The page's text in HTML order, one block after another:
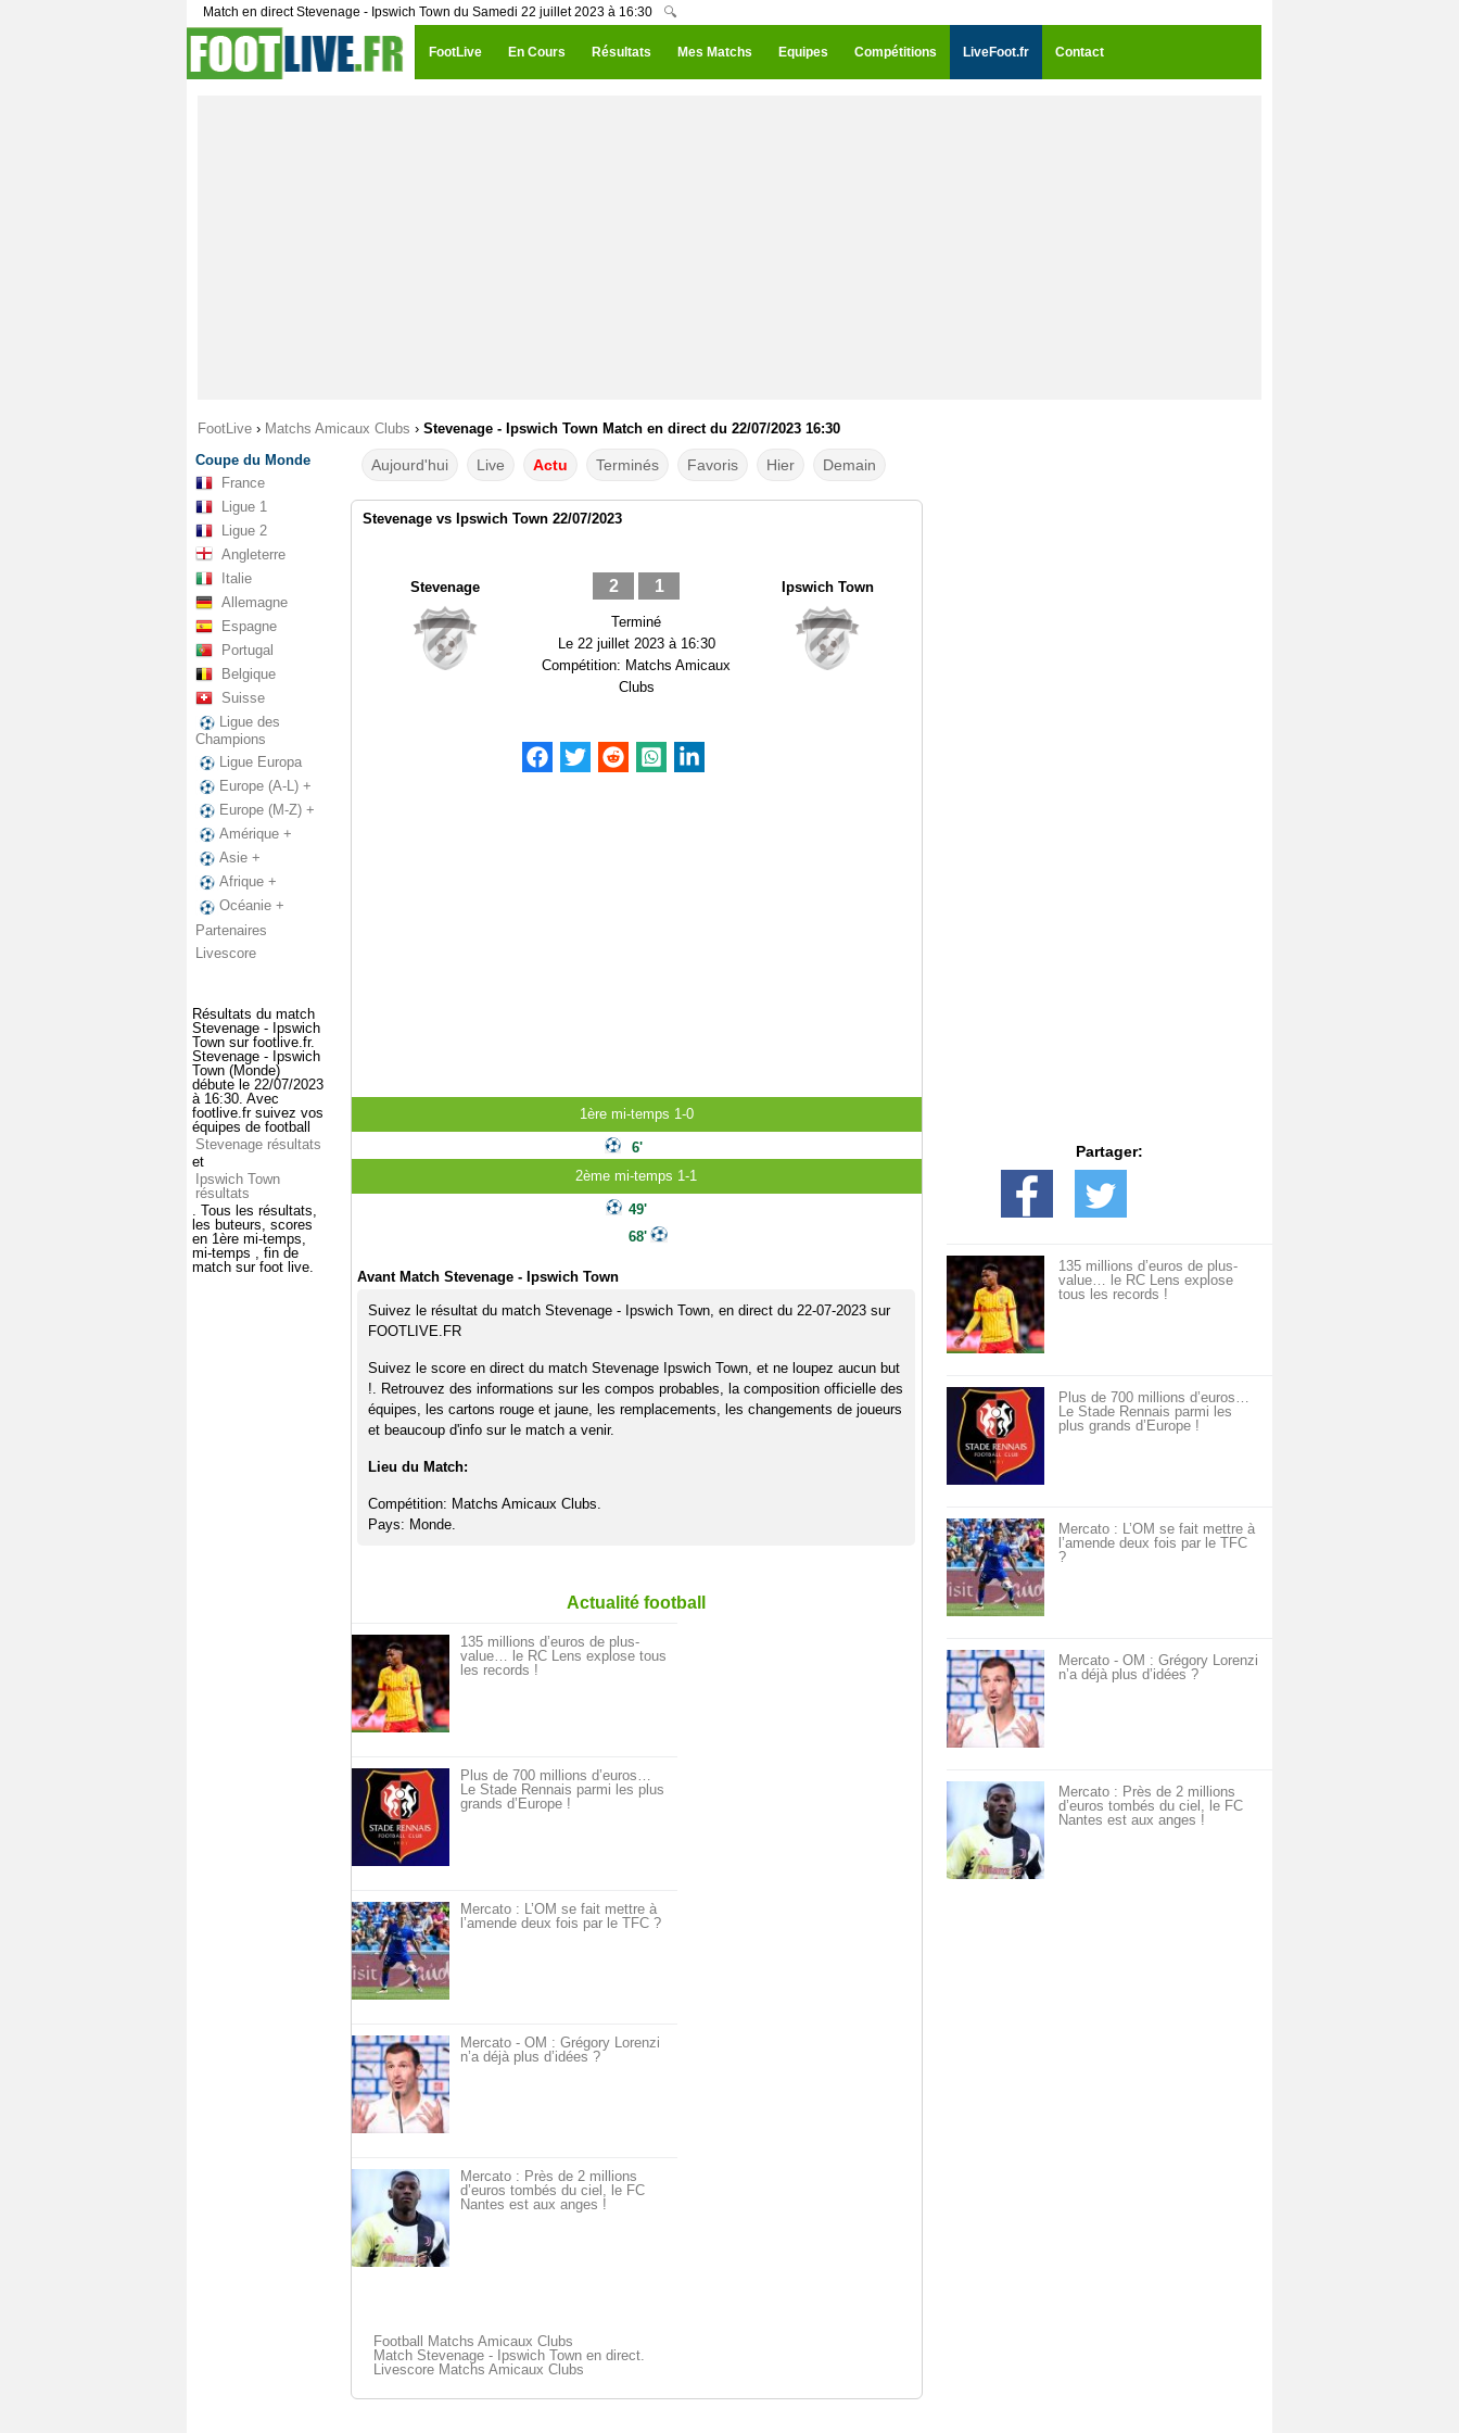
Match en direct Stevenage - Ipswich Town du Samedi 22 juillet 2023 à 16:30 🔍
FootLive En Cours Résultats Mes Matchs Equipes Compétitions LiveFoot.fr Contact
FootLive › Matchs Amicaux Clubs › Stevenage - Ipswich Town Match en direct du 22/07/2023 16:30
Coupe du Monde
France
Ligue 1
Ligue 2
Angleterre
Italie
Allemagne
Espagne
Portugal
Belgique
Suisse
Ligue des
Champions
Ligue Europa
Europe (A-L) +
Europe (M-Z) +
Amérique +
Asie +
Afrique +
Océanie +
Partenaires
Livescore
Résultats du match
Stevenage - Ipswich
Town sur footlive.fr.
Stevenage - Ipswich
Town (Monde)
débute le 22/07/2023
à 16:30. Avec
footlive.fr suivez vos
équipes de football
Stevenage résultats
et
Ipswich Town
résultats
. Tous les résultats,
les buteurs, scores
en 1ère mi-temps,
mi-temps , fin de
match sur foot live.
Aujourd'hui Live Actu Terminés Favoris Hier Demain
Stevenage vs Ipswich Town 22/07/2023
Stevenage 2 1
Terminé
Le 22 juillet 2023 à 16:30
Compétition: Matchs Amicaux
Clubs
Ipswich Town
1ère mi-temps 1-0
6'
2ème mi-temps 1-1
49'
68'
Avant Match Stevenage - Ipswich Town
Suivez le résultat du match Stevenage - Ipswich Town, en direct du 22-07-2023 sur
FOOTLIVE.FR
Suivez le score en direct du match Stevenage Ipswich Town, et ne loupez aucun but
!. Retrouvez des informations sur les compos probables, la composition officielle des
équipes, les cartons rouge et jaune, les remplacements, les changements de joueurs
et beaucoup d'info sur le match a venir.
Lieu du Match:
Compétition: Matchs Amicaux Clubs.
Pays: Monde.
Actualité football
135 millions d’euros de plus-
value… le RC Lens explose tous
les records !
Plus de 700 millions d’euros…
Le Stade Rennais parmi les plus
grands d’Europe !
Mercato : L’OM se fait mettre à
l’amende deux fois par le TFC ?
Mercato - OM : Grégory Lorenzi
n’a déjà plus d’idées ?
Mercato : Près de 2 millions
d’euros tombés du ciel, le FC
Nantes est aux anges !
Football Matchs Amicaux Clubs
Match Stevenage - Ipswich Town en direct.
Livescore Matchs Amicaux Clubs
Partager:
135 millions d’euros de plus-
value… le RC Lens explose
tous les records !
Plus de 700 millions d’euros…
Le Stade Rennais parmi les
plus grands d’Europe !
Mercato : L’OM se fait mettre à
l’amende deux fois par le TFC
?
Mercato - OM : Grégory Lorenzi
n’a déjà plus d’idées ?
Mercato : Près de 2 millions
d’euros tombés du ciel, le FC
Nantes est aux anges !